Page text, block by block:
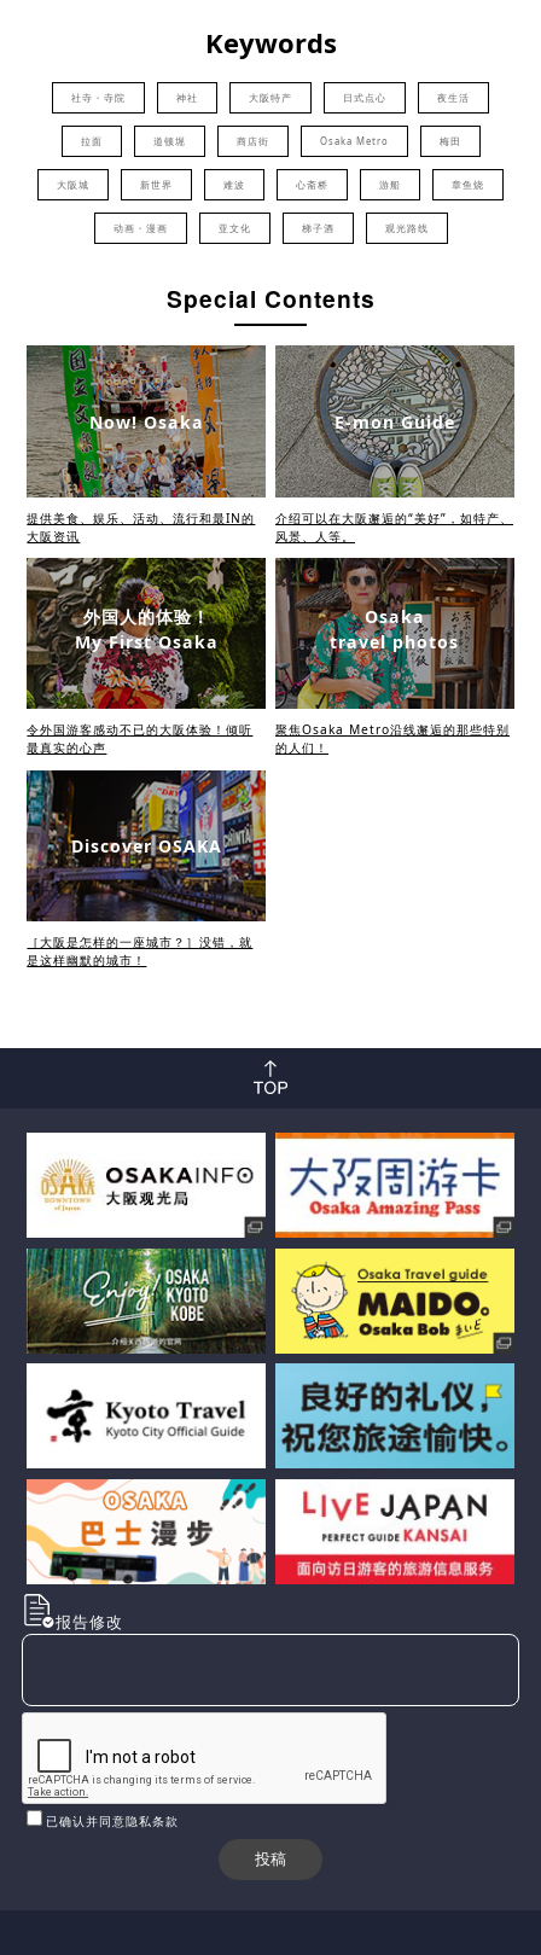
Keywords
社寺・寺院 神社 大阪特产 日式点心 夜生活
拉面 道顿堀 商店街 Osaka Metro 梅田
大阪城 新世界 难波 心斋桥 游船 章鱼烧
动画・漫画 亚文化 梯子酒 观光路线
Special Contents
Now! Osaka
提供美食、娱乐、活动、流行和最IN的
大阪资讯
E-mon Guide
介绍可以在大阪邂逅的“美好”，如特产、
风景、人等。
外国人的体验！
My First Osaka
令外国游客感动不已的大阪体验！倾听
最真实的心声
Osaka
travel photos
聚焦Osaka Metro沿线邂逅的那些特别
的人们！
Discover OSAKA
［大阪是怎样的一座城市？］没错，就
是这样幽默的城市！
报告修改
已确认并同意隐私条款